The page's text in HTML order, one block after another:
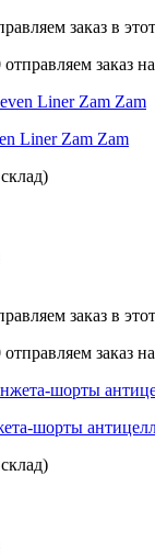
заказ в
отправляем заказ
Liner Zam Zam
заказ в
отправляем заказ
шорты